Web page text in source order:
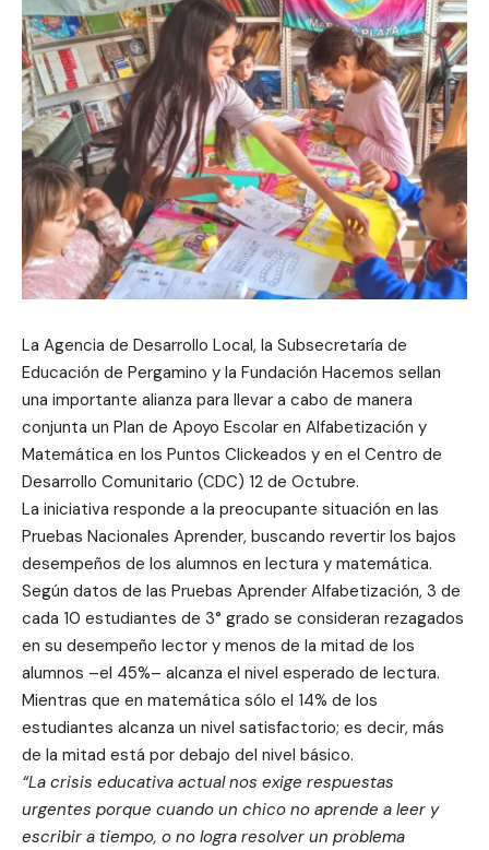
La Agencia de Desarrollo Local, la Subsecretaría de
Educación de Pergamino y la Fundación Hacemos sellan
una importante alianza para llevar a cabo de manera
conjunta un Plan de Apoyo Escolar en Alfabetización y
Matemática en los Puntos Clickeados y en el Centro de
Desarrollo Comunitario (CDC) 12 de Octubre.
La iniciativa responde a la preocupante situación en las
Pruebas Nacionales Aprender, buscando revertir los bajos
desempeños de los alumnos en lectura y matemática.
Según datos de las Pruebas Aprender Alfabetización, 3 de
cada 10 estudiantes de 3° grado se consideran rezagados
en su desempeño lector y menos de la mitad de los
alumnos –el 45%– alcanza el nivel esperado de lectura.
Mientras que en matemática sólo el 14% de los
estudiantes alcanza un nivel satisfactorio; es decir, más
de la mitad está por debajo del nivel básico.
“La crisis educativa actual nos exige respuestas
urgentes porque cuando un chico no aprende a leer y
escribir a tiempo, o no logra resolver un problema